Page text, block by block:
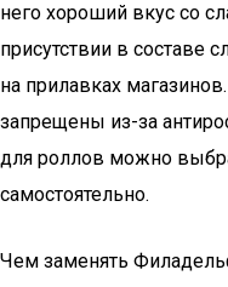
него хороший вкус со
присутствии в составе
на прилавках
запрещены из-за
для роллов можно
самостоятельно.
Чем заменять